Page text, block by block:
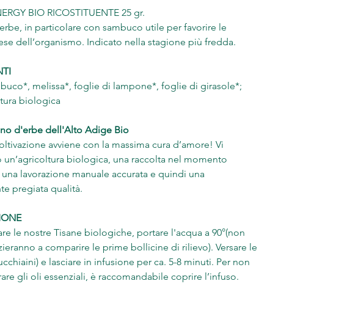
BIO RICOSTITUENTE 25 gr.
in particolare con sambuco utile per favorire le
dell’organismo. Indicato nella stagione più fredda.
melissa*, foglie di lampone*, foglie di girasole*;
biologica
d'erbe dell'Alto Adige Bio
avviene con la massima cura d’amore! Vi
un’agricoltura biologica, una raccolta nel momento
lavorazione manuale accurata e quindi una
pregiata qualità.
le nostre Tisane biologiche, portare l'acqua a 90°(non
a comparire le prime bollicine di rilievo). Versare le
e lasciare in infusione per ca. 5-8 minuti. Per non
gli oli essenziali, è raccomandabile coprire l’infuso.